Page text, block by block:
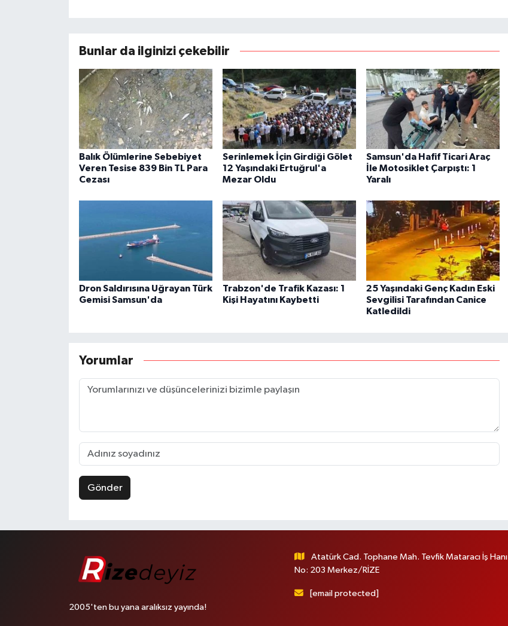
Bunlar da ilginizi çekebilir
Balık Ölümlerine Sebebiyet
Veren Tesise 839 Bin TL Para
Cezası
Serinlemek İçin Girdiği Gölet
12 Yaşındaki Ertuğrul'a
Mezar Oldu
Samsun'da Hafif Ticari Araç
İle Motosiklet Çarpıştı: 1
Yaralı
Dron Saldırısına Uğrayan Türk
Gemisi Samsun'da
Trabzon'de Trafik Kazası: 1
Kişi Hayatını Kaybetti
25 Yaşındaki Genç Kadın Eski
Sevgilisi Tarafından Canice
Katledildi
Yorumlar
Gönder
2005'ten bu yana aralıksız yayında!
Atatürk Cad. Tophane Mah. Tevfik Mataracı İş Hanı
No: 203 Merkez/RİZE
[email protected]